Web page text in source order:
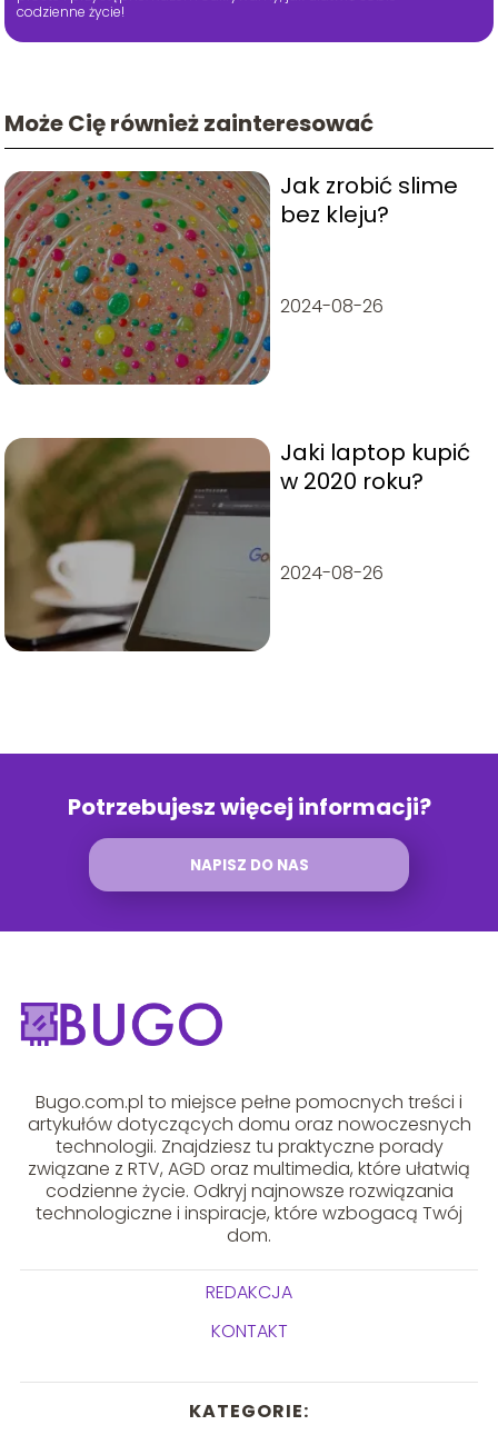
codzienne życie!
Może Cię również zainteresować
Jak zrobić slime
bez kleju?
2024-08-26
Jaki laptop kupić
w 2020 roku?
2024-08-26
Potrzebujesz więcej informacji?
NAPISZ DO NAS
Bugo.com.pl to miejsce pełne pomocnych treści i
artykułów dotyczących domu oraz nowoczesnych
technologii. Znajdziesz tu praktyczne porady
związane z RTV, AGD oraz multimedia, które ułatwią
codzienne życie. Odkryj najnowsze rozwiązania
technologiczne i inspiracje, które wzbogacą Twój
dom.
REDAKCJA
KONTAKT
KATEGORIE: